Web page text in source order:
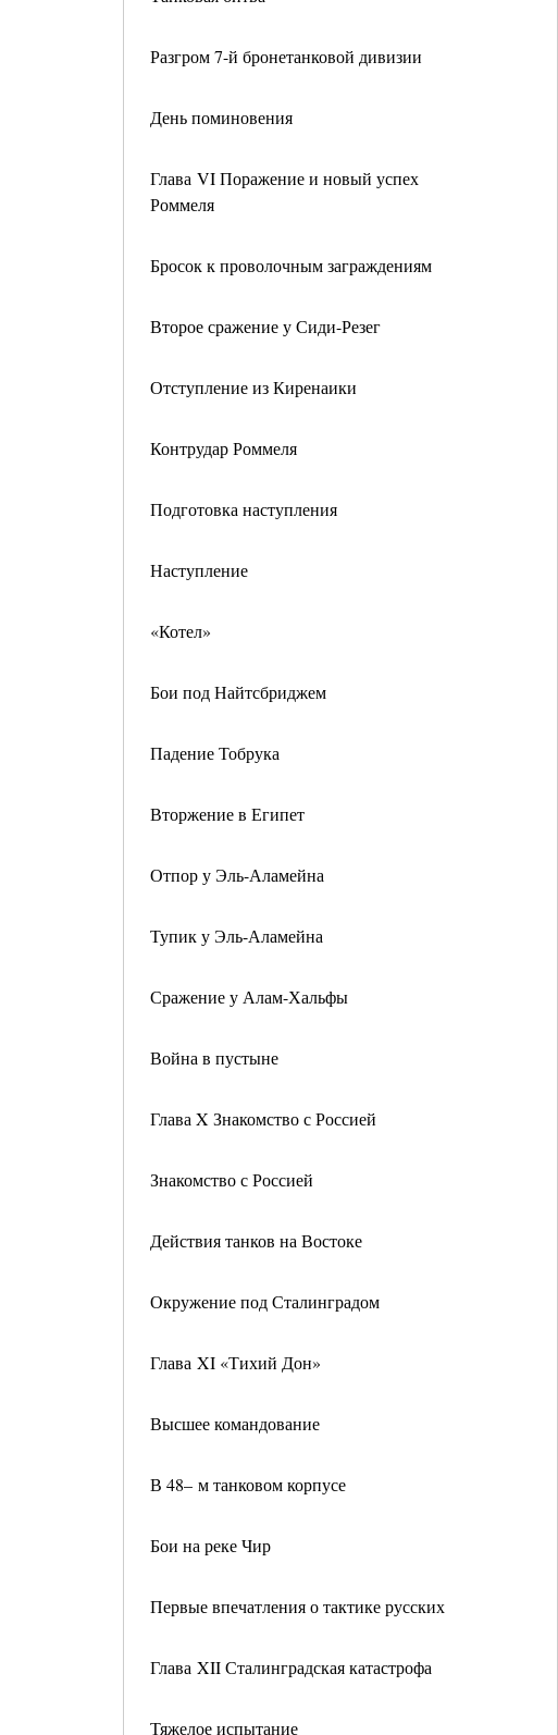
Разгром 7-й бронетанковой дивизии
День поминовения
Глава VI Поражение и новый успех
Роммеля
Бросок к проволочным заграждениям
Второе сражение у Сиди-Резег
Отступление из Киренаики
Контрудар Роммеля
Подготовка наступления
Наступление
«Котел»
Бои под Найтсбриджем
Падение Тобрука
Вторжение в Египет
Отпор у Эль-Аламейна
Тупик у Эль-Аламейна
Сражение у Алам-Хальфы
Война в пустыне
Глава X Знакомство с Россией
Знакомство с Россией
Действия танков на Востоке
Окружение под Сталинградом
Глава XI «Тихий Дон»
Высшее командование
В 48– м танковом корпусе
Бои на реке Чир
Первые впечатления о тактике русских
Глава XII Сталинградская катастрофа
Тяжелое испытание